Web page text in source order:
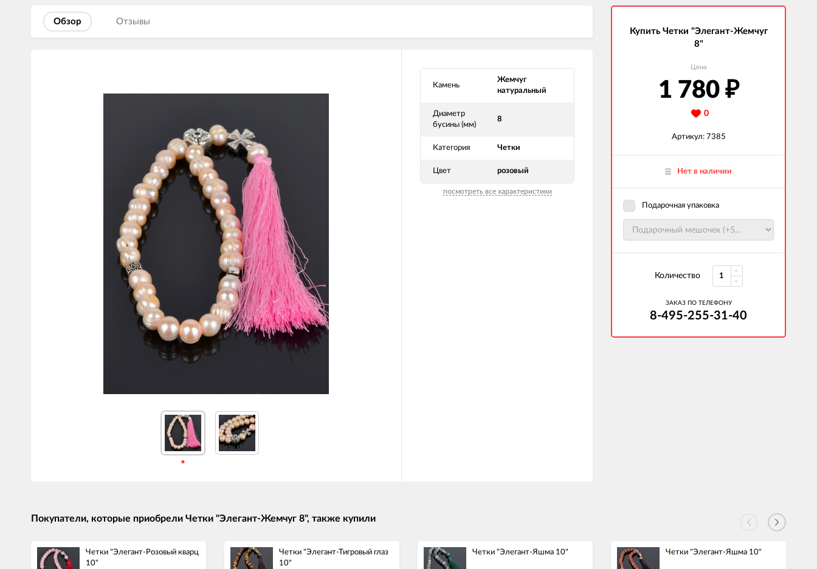
Обзор Отзывы
Камень
Жемчуг
натуральный
Диаметр
бусины (мм)
8
Категория Четки
Цвет розовый
посмотреть все характеристики
Купить Четки "Элегант-Жемчуг
8"
Цена
1 780 ₽
0
Артикул: 7385
Нет в наличии
Подарочная упаковка
Количество
ЗАКАЗ ПО ТЕЛЕФОНУ
8-495-255-31-40
Покупатели, которые приобрели Четки "Элегант-Жемчуг 8", также купили
Четки "Элегант-Розовый кварц
10"
Четки "Элегант-Тигровый глаз
10"
Четки "Элегант-Яшма 10" Четки "Элегант-Яшма 10"